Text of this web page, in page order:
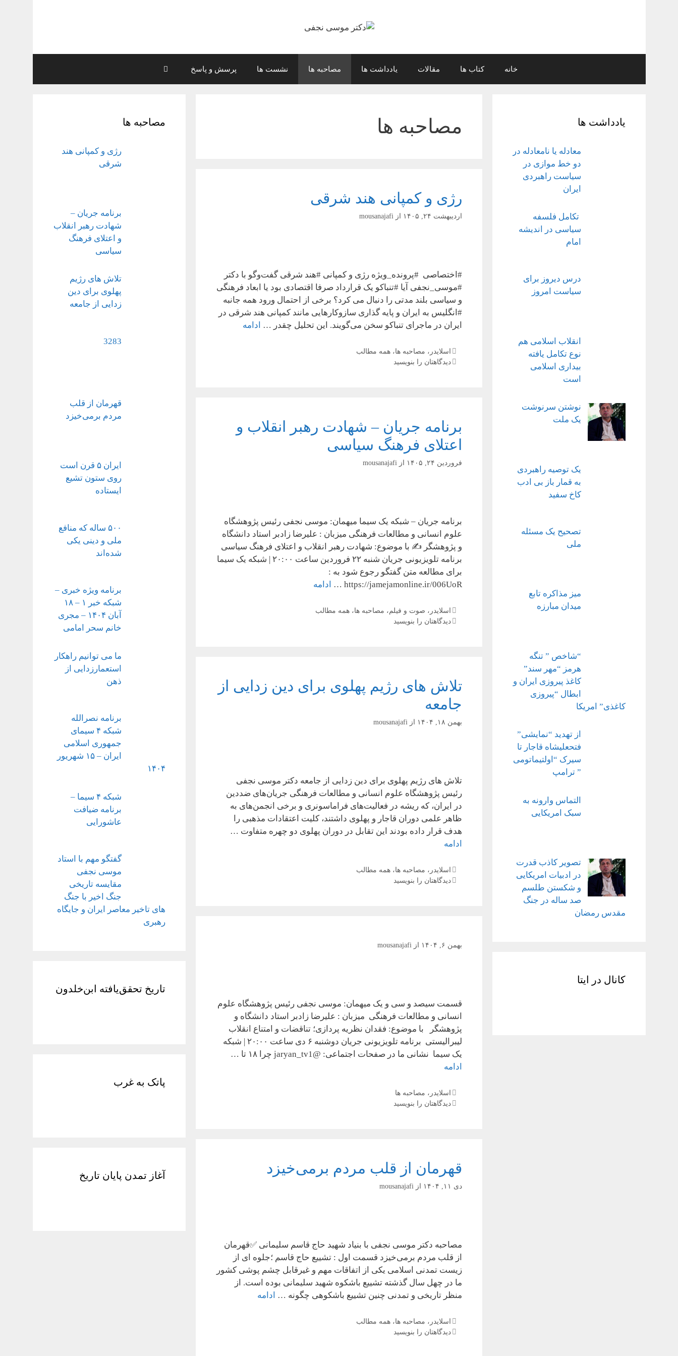
خانه کتاب ها مقالات یادداشت ها مصاحبه ها نشست ها پرسش و پاسخ
مصاحبه ها
رژی و کمپانی هند شرقی
اردیبهشت ۲۴, ۱۴۰۵ از mousanajafi
#اختصاصی #پرونده_ویژه رژی و کمپانی #هند شرقی گفت‌وگو با دکتر
#موسی_نجفی آیا #تنباکو یک قرارداد صرفا اقتصادی بود یا ابعاد فرهنگی
و سیاسی بلند مدتی را دنبال می کرد؟ برخی از احتمال ورود همه جانبه
#انگلیس به ایران و پایه گذاری سازوکارهایی مانند کمپانی هند شرقی در
ایران در ماجرای تنباکو سخن می‌گویند. این تحلیل چقدر …
ادامه
دسته‌ها
اسلایدر ، مصاحبه ها، همه مطالب
دیدگاهتان را بنویسید
برنامه جریان – شهادت رهبر انقلاب و
اعتلای فرهنگ سیاسی
فروردین ۲۴, ۱۴۰۵ از mousanajafi
برنامه جریان – شبکه یک سیما میهمان: موسی نجفی رئیس پژوهشگاه
علوم انسانی و مطالعات فرهنگی میزبان : علیرضا زادبر استاد دانشگاه
و پژوهشگر ✍️ با موضوع: شهادت رهبر انقلاب و اعتلای فرهنگ سیاسی
برنامه تلویزیونی جریان شنبه ۲۲ فروردین ساعت ۲۰:۰۰ | شبکه یک سیما
برای مطالعه متن گفتگو رجوع شود به :
https://jamejamonline.ir/006UoR …
ادامه
دسته‌ها
اسلایدر ، صوت و فیلم، مصاحبه ها، همه مطالب
دیدگاهتان را بنویسید
تلاش های رژیم پهلوی برای دین زدایی از
جامعه
بهمن ۱۸, ۱۴۰۴ از mousanajafi
تلاش های رژیم پهلوی برای دین زدایی از جامعه دکتر موسی نجفی
رئیس پژوهشگاه علوم انسانی و مطالعات فرهنگی جریان‌های ضددین
در ایران، که ریشه در فعالیت‌های فراماسونری و برخی انجمن‌های به
ظاهر علمی دوران قاجار و پهلوی داشتند، کلیت اعتقادات مذهبی را
هدف قرار داده بودند این تقابل در دوران پهلوی دو چهره متفاوت …
ادامه
دسته‌ها
اسلایدر ، مصاحبه ها، همه مطالب
دیدگاهتان را بنویسید
بهمن ۶, ۱۴۰۴ از mousanajafi
قسمت سیصد و سی و یک میهمان: موسی نجفی رئیس پژوهشگاه علوم
انسانی و مطالعات فرهنگی میزبان : علیرضا زادبر استاد دانشگاه و
پژوهشگر با موضوع: فقدان نظریه پردازی؛ تناقضات و امتناع انقلاب
لیبرالیستی برنامه تلویزیونی جریان دوشنبه ۶ دی ساعت ۲۰:۰۰ | شبکه
یک سیما نشانی ما در صفحات اجتماعی: @jaryan_tv1 چرا ۱۸ تا …
ادامه
دسته‌ها
اسلایدر ، مصاحبه ها
دیدگاهتان را بنویسید
قهرمان از قلب مردم برمی‌خیزد
دی ۱۱, ۱۴۰۴ ازmousanajafi
مصاحبه دکتر موسی نجفی با بنیاد شهید حاج قاسم سلیمانی ✅قهرمان
از قلب مردم برمی‌خیزد قسمت اول : تشییع حاج قاسم ؛جلوه ای از
زیست تمدنی اسلامی یکی از اتفاقات مهم و غیرقابل چشم پوشی کشور
ما در چهل سال گذشته تشییع باشکوه شهید سلیمانی بوده است. از
منظر تاریخی و تمدنی چنین تشییع باشکوهی چگونه …
ادامه
دسته‌ها
اسلایدر ، مصاحبه ها، همه مطالب
دیدگاهتان را بنویسید
مصاحبه ها
رژی و کمپانی هند
شرقی
برنامه جریان –
شهادت رهبر انقلاب
و اعتلای فرهنگ
سیاسی
تلاش های رژیم
پهلوی برای دین
زدایی از جامعه
3283
قهرمان از قلب
مردم برمی‌خیزد
ایران ۵ قرن است
روی ستون تشیع
ایستاده
۵۰۰ ساله که منافع
ملی و دینی یکی
شده‌اند
برنامه ویژه خبری –
شبکه خبر ۱ – ۱۸
آبان ۱۴۰۴ – مجری
خانم سحر امامی
ما می توانیم راهکار
استعمارزدایی از
ذهن
برنامه نصرالله
شبکه ۴ سیمای
جمهوری اسلامی
ایران – ۱۵ شهریور
۱۴۰۴
شبکه ۴ سیما –
برنامه ضیافت
عاشورایی
گفتگو مهم با استاد
موسی نجفی
مقایسه تاریخی
جنگ اخیر با جنگ
های تاخیر معاصر ایران و جایگاه
رهبری
تاریخ تحقق‌یافته ابن‌خلدون
پاتک به غرب
آغاز تمدن پایان تاریخ
یادداشت ها
معادله یا نامعادله در
دو خط موازی در
سیاست راهبردی
ایران
تکامل فلسفه
سیاسی در اندیشه
امام
درس دیروز برای
سیاست امروز
انقلاب اسلامی هم
نوع تکامل یافته
بیداری اسلامی
است
نوشتن سرنوشت
یک ملت
یک توصیه راهبردی
به قمار باز بی ادب
کاخ سفید
تصحیح یک مسئله
ملی
میز مذاکره تابع
میدان مبارزه
“شاخص ” تنگه
هرمز “مهر سند”
کاغذ پیروزی ایران و
ابطال “پیروزی
کاغذی” امریکا
از تهدید “نمایشی”
فتحعلیشاه قاجار تا
سیرک “اولتیماتومی
” ترامپ
التماس وارونه به
سبک امریکایی
تصویر کاذب قدرت
در ادبیات امریکایی
و شکستن طلسم
صد ساله در جنگ
مقدس رمضان
کانال در ایتا